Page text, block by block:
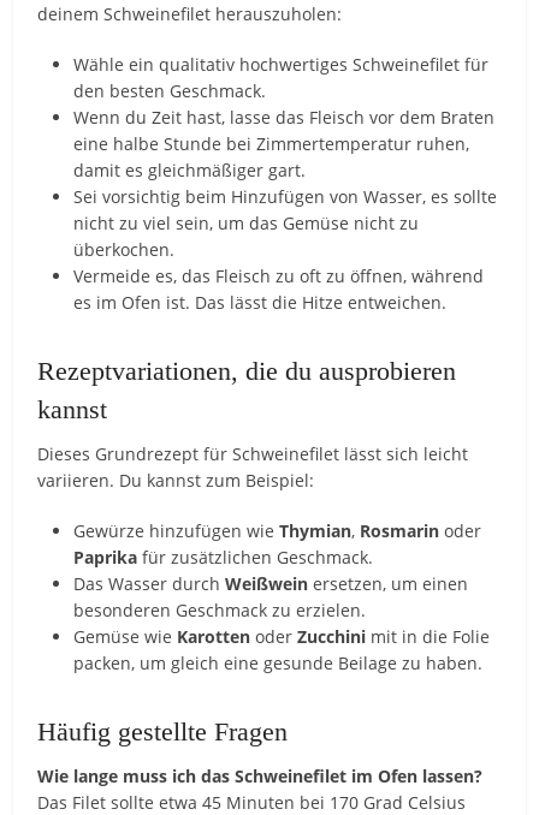
deinem Schweinefilet herauszuholen:
Wähle ein qualitativ hochwertiges Schweinefilet für
den besten Geschmack.
Wenn du Zeit hast, lasse das Fleisch vor dem Braten
eine halbe Stunde bei Zimmertemperatur ruhen,
damit es gleichmäßiger gart.
Sei vorsichtig beim Hinzufügen von Wasser, es sollte
nicht zu viel sein, um das Gemüse nicht zu
überkochen.
Vermeide es, das Fleisch zu oft zu öffnen, während
es im Ofen ist. Das lässt die Hitze entweichen.
Rezeptvariationen, die du ausprobieren
kannst
Dieses Grundrezept für Schweinefilet lässt sich leicht
variieren. Du kannst zum Beispiel:
Gewürze hinzufügen wieThymian, Rosmarin oder
Paprika für zusätzlichen Geschmack.
Das Wasser durchWeißwein ersetzen, um einen
besonderen Geschmack zu erzielen.
Gemüse wie Karotten oderZucchini mit in die Folie
packen, um gleich eine gesunde Beilage zu haben.
Häufig gestellte Fragen
Wie lange muss ich das Schweinefilet im Ofen lassen?
Das Filet sollte etwa 45 Minuten bei 170 Grad Celsius